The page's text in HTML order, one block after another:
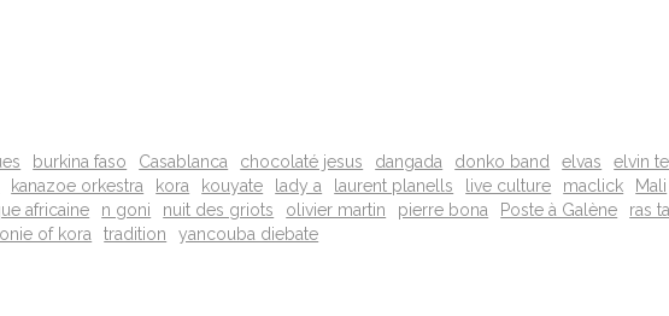
burkina faso Casablanca chocolaté jesus dangada donko band elvas elvin
kanazoe orkestra kora kouyate lady a laurent planells live culture maclick Mali
africaine n goni nuit des griots olivier martin pierre bona Poste à Galène ras
of kora tradition yancouba diebate